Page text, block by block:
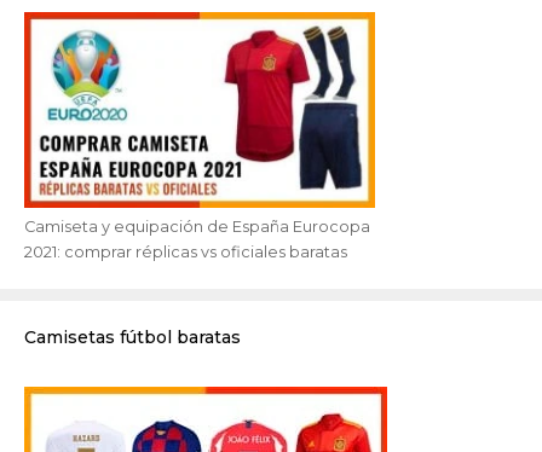
Camiseta y equipación de España Eurocopa
2021: comprar réplicas vs oficiales baratas
Camisetas fútbol baratas